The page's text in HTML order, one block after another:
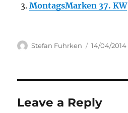
MontagsMarken 37. KW
Author
Stefan Fuhrken
Posted
14/04/2014
Leave a Reply